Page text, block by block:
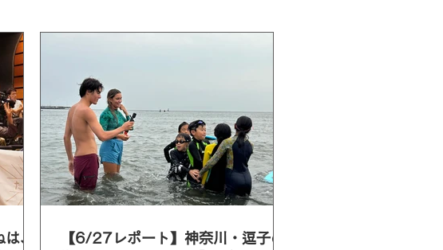
、
【6/27レポート】神奈川・逗子の